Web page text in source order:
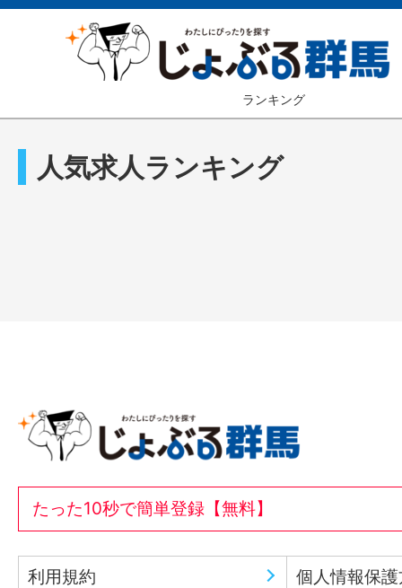
ランキング
人気求人ランキング
たった10秒で簡単登録【無料】
利用規約 個人情報保